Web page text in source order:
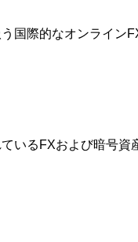
国際的なオンライ
いるFXおよび暗号